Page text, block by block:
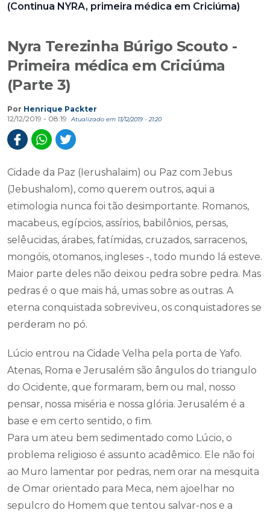
(Continua NYRA, primeira médica em Criciúma)
Nyra Terezinha Búrigo Scouto -
Primeira médica em Criciúma
(Parte 3)
Por Henrique Packter
12/12/2019 - 08:19
Atualizado em 13/12/2019 - 21:20
Cidade da Paz (Ierushalaim) ou Paz com Jebus
(Jebushalom), como querem outros, aqui a
etimologia nunca foi tão desimportante. Romanos,
macabeus, egípcios, assírios, babilônios, persas,
selêucidas, árabes, fatímidas, cruzados, sarracenos,
mongóis, otomanos, ingleses -, todo mundo lá esteve.
Maior parte deles não deixou pedra sobre pedra. Mas
pedras é o que mais há, umas sobre as outras. A
eterna conquistada sobreviveu, os conquistadores se
perderam no pó.
Lúcio entrou na Cidade Velha pela porta de Yafo.
Atenas, Roma e Jerusalém são ângulos do triangulo
do Ocidente, que formaram, bem ou mal, nosso
pensar, nossa miséria e nossa glória. Jerusalém é a
base e em certo sentido, o fim.
Para um ateu bem sedimentado como Lúcio, o
problema religioso é assunto acadêmico. Ele não foi
ao Muro lamentar por pedras, nem orar na mesquita
de Omar orientado para Meca, nem ajoelhar no
sepulcro do Homem que tentou salvar-nos e a